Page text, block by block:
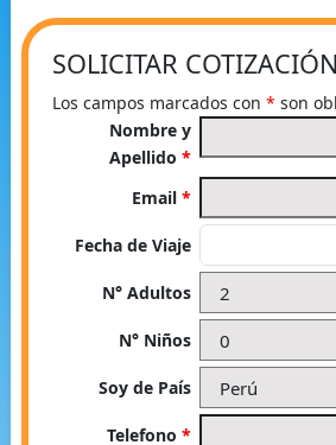
SOLICITAR
Los campos marcados con * son
Nombre y
Apellido*
Email*
Fecha de Viaje
N° Adultos
N° Niños
Soy de País
Telefono*